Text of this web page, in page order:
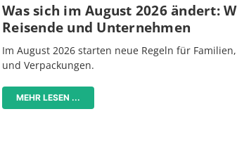
Was sich im August 2026 ändert:
Reisende und Unternehmen
Im August 2026 starten neue Regeln für
und Verpackungen.
MEHR LESEN ...